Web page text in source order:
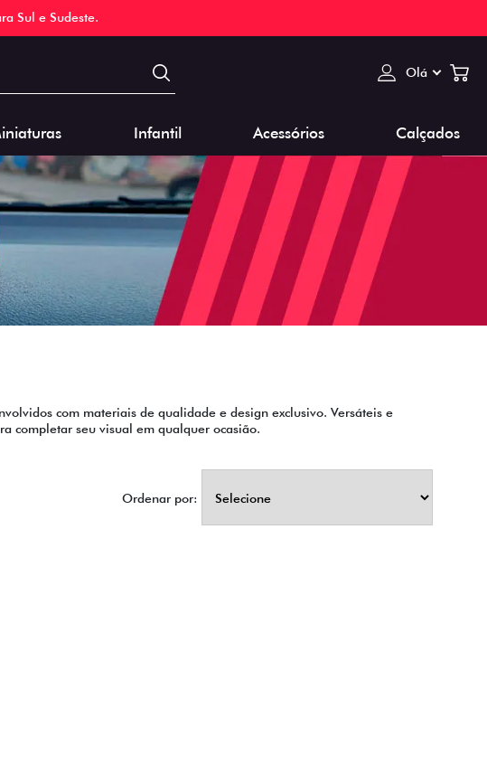
Sul e Sudeste.
Olá
Infantil Acessórios Calçados
com materiais de qualidade e design exclusivo. Versáteis e
completar seu visual em qualquer ocasião.
Ordenar por: